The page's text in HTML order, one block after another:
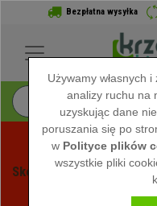
Bezpłatna wysyłka
Skorzystaj z Letnich
Używamy własnych
analizy ruchu na
uzyskując dane
poruszania się po
w Polityce plików
wszystkie pliki